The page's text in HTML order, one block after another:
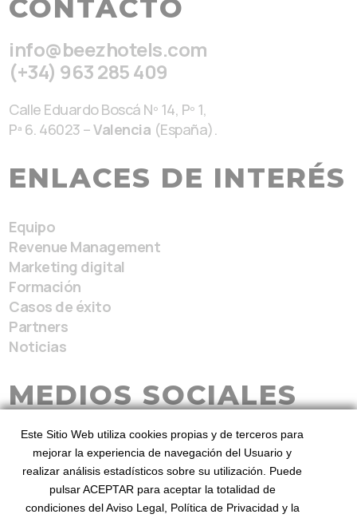
CONTACTO
info@beezhotels.com
(+34) 963 285 409
Calle Eduardo Boscá Nº 14, Pº 1,
Pª 6. 46023 –Valencia (España).
ENLACES DE INTERÉS
Equipo
Revenue Management
Marketing digital
Formación
Casos de éxito
Partners
Noticias
MEDIOS SOCIALES
Este Sitio Web utiliza cookies propias y de terceros para
mejorar la experiencia de navegación del Usuario y
realizar análisis estadísticos sobre su utilización. Puede
pulsar ACEPTAR para aceptar la totalidad de
condiciones del Aviso Legal, Política de Privacidad y la